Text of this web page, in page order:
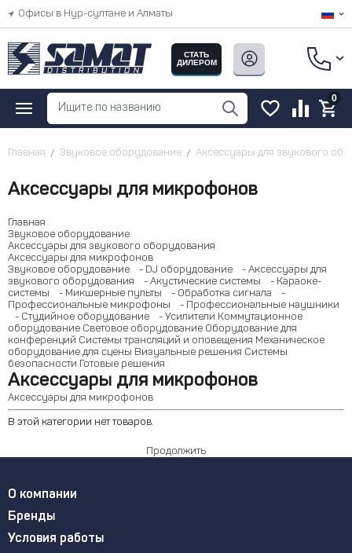
Офисы в Нур-султане и Алматы
СТАТЬ
ДИЛЕРОМ
0
Главная Звуковое оборудование Аксессуары для звукового
Аксессуары для микрофонов
Главная
Звуковое оборудование
Аксессуары для звукового оборудования
Аксессуары для микрофонов
Звуковое оборудование
- DJ оборудование
- Аксессуары для
звукового оборудования
- Акустические системы
- Караоке-
системы
- Микшерные пульты - Обработка сигнала
-
Профессиональные микрофоны
- Профессиональные наушники
- Студийное оборудование
- Усилители Коммутационное
оборудование Световое оборудование Оборудование для
конференций Системы трансляций и оповещения Механическое
оборудование для сцены Визуальные решения Системы
безопасности Готовые решения
Аксессуары для микрофонов
Аксессуары для микрофонов
В этой категории нет товаров.
Продолжить
О компании
Бренды
Условия работы